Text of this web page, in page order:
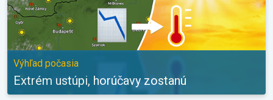
Výhľad počasia
Extrém ustúpi, horúčavy zostanú